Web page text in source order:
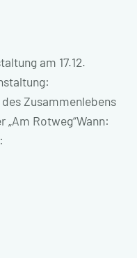
am 17.12.
Zusammenlebens
Rotweg“Wann: